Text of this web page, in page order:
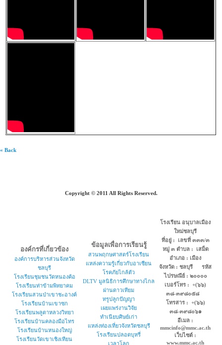
« Back
Copyright © 2011 All Rights Reserved.
องค์กรที่เกี่ยวข้อง
องค์การบริหารส่วนจังหวัด
ชลบุรี
โรงเรียนชุมชนวัดหนองค้อ
โรงเรียนท่าข้ามพิทยาคม
โรงเรียนสวนป่าเขาชะอางค์
โรงเรียนบ้านเขาซก
โรงเรียนพลูตาหลวงวิทยา
โรงเรียนบ้านคลองมือไทร
โรงเรียนบ้านหนองใหญ่
โรงเรียนวัดเขาเชิงเทียน
ข้อมูลเพื่อการเรียนรู้
สวนพฤกษศาสตร์โรงเรียน
แหล่งความรู้เกี่ยวกับอาเซียน
โรคภัยไกล้ตัว
DLTV มูลนิธิการศึกษาทางไกล
ผ่านดาวเทียม
ทรูปลูกปัญญา
เผยแพร่งานวิจัย
ทำเนียบศิษย์เก่า
แหล่งท่องเที่ยวจังหวัดชลบุรี
โรงเรียนปลอดบุหรี่
เวลาโลก
โรงเรียน อนุบาลเมือง
ใหม่ชลบุรี
ที่อยู่ : เลขที่ ๓๓๓/๓
หมู่ ๓ ตำบล : เสม็ด
อำเภอ : เมือง
จังหวัด : ชลบุรี รหัส
ไปรษณีย์ : ๒๐๐๐๐
เบอร์โทร : +(๖๖)
๓๘-๓๙๘๐๕๘
โทรสาร : +(๖๖)
๓๘-๓๙๘๐๖๑
อีเมล :
mmcinfo@mmc.ac.th
เว็บไซต์ :
www.mmc.ac.th